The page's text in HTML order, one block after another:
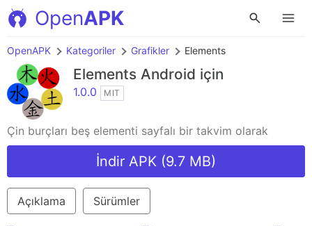
OpenAPK
OpenAPK Kategoriler Grafikler Elements
Elements Android için
1.0.0 MIT
Çin burçları beş elementi sayfalı bir takvim olarak
İndir APK (9.7 MB)
Açıklama Sürümler